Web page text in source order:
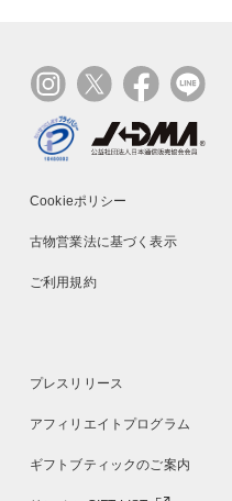
Cookieポリシー
古物営業法に基づく表示
ご利用規約
プレスリリース
アフィリエイトプログラム
ギフトブティックのご案内